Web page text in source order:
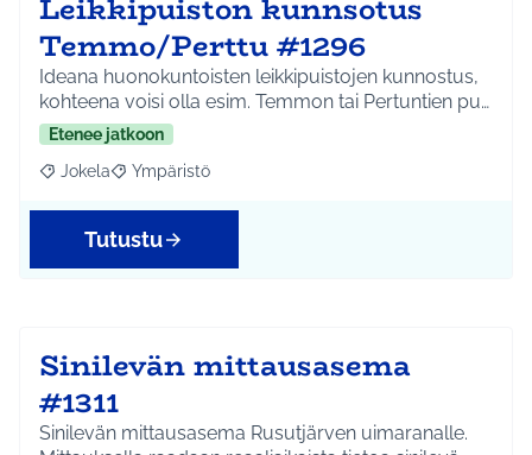
Leikkipuiston kunnsotus
Temmo/Perttu #1296
Ideana huonokuntoisten leikkipuistojen kunnostus,
kohteena voisi olla esim. Temmon tai Pertuntien pu…
Etenee jatkoon
Rajaa tulokset aihepiirin mukaan: Jokela
Jokela Rajaa tulokset teeman mukaan: Ympäristö
Ympäristö
Tutustu
Sinilevän mittausasema
#1311
Sinilevän mittausasema Rusutjärven uimaranalle.